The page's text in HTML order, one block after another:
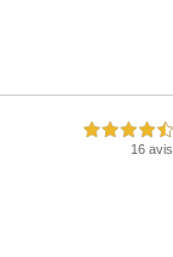
4,5 étoiles sur 5
16 avis